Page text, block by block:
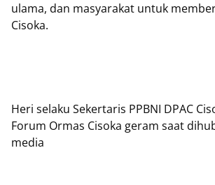
ulama, dan masyarakat untuk
Cisoka.
Heri selaku Sekertaris PPBNI DPAC
Forum Ormas Cisoka geram saat
media